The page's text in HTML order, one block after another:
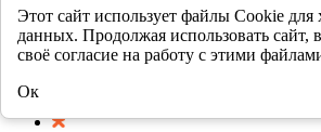
Этот сайт использует файлы Cookie для
данных. Продолжая использовать сайт,
своё согласие на работу с этими
Ок
+7 8412 231989
Мы в соцсетях